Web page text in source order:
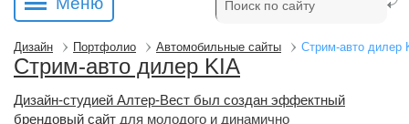
Дизайн Портфолио Автомобильные сайты Стрим-авто дилер
Стрим-авто дилер KIA
Дизайн-студией Алтер-Вест был создан эффектный
брендовый сайт для молодого и динамично